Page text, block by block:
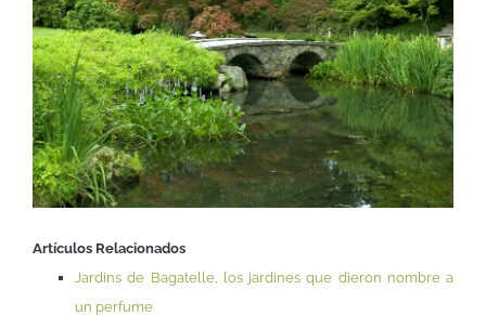
Artículos Relacionados
Jardins de Bagatelle, los jardines que dieron nombre a
un perfume